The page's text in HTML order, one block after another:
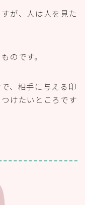
が、人は人を見た
のです。
、相手に与える印
けたいところです